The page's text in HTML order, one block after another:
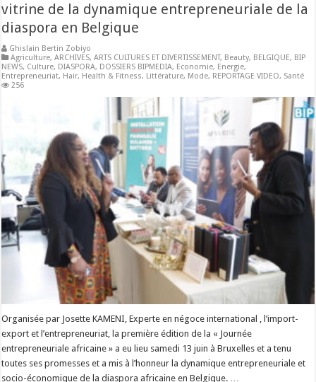
vitrine de la dynamique entrepreneuriale de la
diaspora en Belgique
Ghislain Bertin Zobiyo
Agriculture,ARCHIVES,ARTS CULTURES ET DIVERTISSEMENT, Beauty, BELGIQUE, BIP
NEWS, Culture, DIASPORA, DOSSIERS BIPMEDIA, Economie, Energie,
Entrepreneuriat, Hair, Health & Fitness, Littérature, Mode, REPORTAGE VIDEO, Santé
256
Organisée par Josette KAMENI, Experte en négoce international , l’import-
export et l’entrepreneuriat, la première édition de la « Journée
entrepreneuriale africaine » a eu lieu samedi 13 juin à Bruxelles et a tenu
toutes ses promesses et a mis à l’honneur la dynamique entrepreneuriale et
socio-économique de la diaspora africaine en Belgique. …